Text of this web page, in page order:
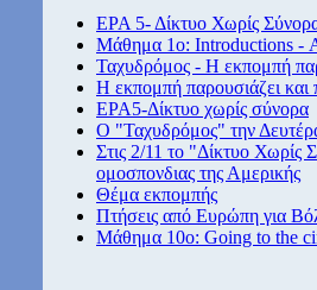
ΕΡΑ 5- Δίκτυο Χωρίς
Μάθημα 1ο: Introductions -
Ταχυδρόμος - Η εκπομπή
Η εκπομπή παρουσιάζει και
ΕΡΑ5-Δίκτυο χωρίς σύνορα
Ο "Ταχυδρόμος" την
Στις 2/11 το "Δίκτυο Χωρίς
ομοσπονδιας της Αμερικής
Θέμα εκπομπής
Πτήσεις από Eυρώπη για
Μάθημα 10ο: Going to the